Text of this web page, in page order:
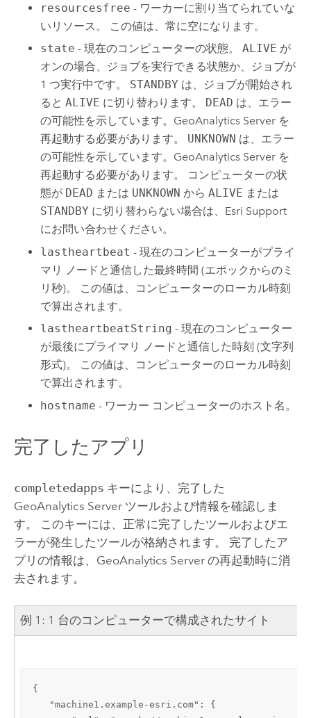
resourcesfree - ワーカーに割り当てられていな
いリソース。 この値は、常に空になります。
state - 現在のコンピューターの状態。ALIVE が
オンの場合、ジョブを実行できる状態か、ジョブが
1 つ実行中です。 STANDBY は、ジョブが開始され
るとALIVE に切り替わります。 DEAD は、エラー
の可能性を示しています。 GeoAnalytics Server を
再起動する必要があります。 UNKNOWN は、エラー
の可能性を示しています。 GeoAnalytics Server を
再起動する必要があります。 コンピューターの状
態が DEAD または UNKNOWN からALIVE または
STANDBY に切り替わらない場合は、Esri Support
にお問い合わせください。
lastheartbeat - 現在のコンピューターがプライ
マリ ノードと通信した最終時間 (エポックからのミ
リ秒)。 この値は、コンピューターのローカル時刻
で算出されます。
lastheartbeatString - 現在のコンピューター
が最後にプライマリ ノードと通信した時刻 (文字列
形式)。 この値は、コンピューターのローカル時刻
で算出されます。
hostname - ワーカー コンピューターのホスト名。
完了したアプリ
completedapps キーにより、完了した
GeoAnalytics Serverツールおよび情報を確認しま
す。 このキーには、正常に完了したツールおよびエ
ラーが発生したツールが格納されます。 完了したア
プリの情報は、 GeoAnalytics Serverの再起動時に消
去されます。
例 1: 1 台のコンピューターで構成されたサイト
{
   "machine1.example-esri.com": {